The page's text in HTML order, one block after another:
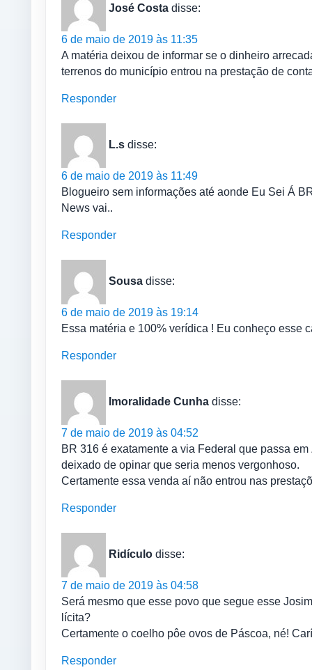
José Costa disse:
6 de maio de 2019 às 11:35
A matéria deixou de informar se o dinheiro
terrenos do município entrou na prestação de
Responder
L.s disse:
6 de maio de 2019 às 11:49
Blogueiro sem informações até aonde Eu Sei Á
News vai..
Responder
Sousa disse:
6 de maio de 2019 às 19:14
Essa matéria e 100% verídica ! Eu conheço esse
Responder
Imoralidade Cunha disse:
7 de maio de 2019 às 04:52
BR 316 é exatamente a via Federal que passa
deixado de opinar que seria menos vergonhoso.
Certamente essa venda aí não entrou nas
Responder
Ridículo disse:
7 de maio de 2019 às 04:58
Será mesmo que esse povo que segue esse
lícita?
Certamente o coelho pôe ovos de Páscoa, né!
Responder